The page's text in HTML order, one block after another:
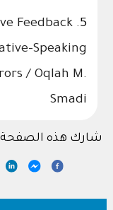
5.
Feedback
Speaking
/ Oqlah M.
Smadi
شارك هذه الصفحة